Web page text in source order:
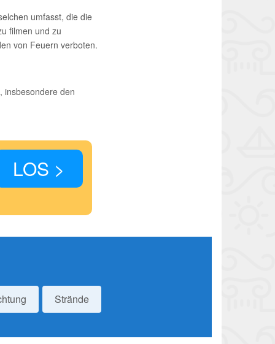
umfasst, die die
filmen und zu
von Feuern verboten.
insbesondere den
LOS >
Strände